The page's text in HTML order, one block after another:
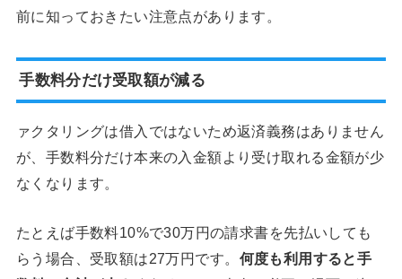
前に知っておきたい注意点があります。
手数料分だけ受取額が減る
ァクタリングは借入ではないため返済義務はありません
が、手数料分だけ本来の入金額より受け取れる金額が少
なくなります。
たとえば手数料10%で30万円の請求書を先払いしても
らう場合、受取額は27万円です。 何度も利用すると手